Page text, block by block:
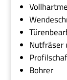
Nutfräser
Bohrer